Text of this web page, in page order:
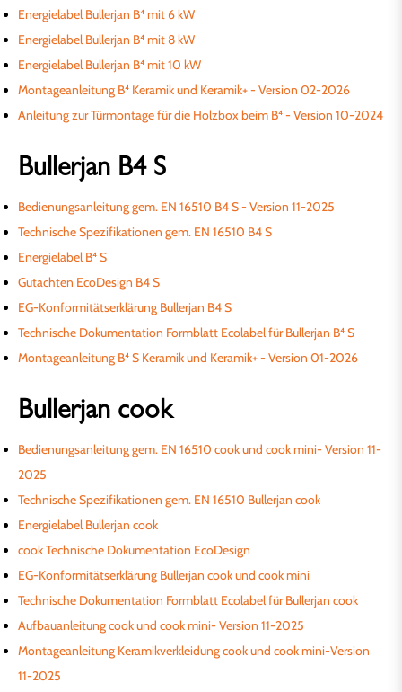
Energielabel Bullerjan B⁴ mit 6 kW
Energielabel Bullerjan B⁴ mit 8 kW
Energielabel Bullerjan B⁴ mit 10 kW
Montageanleitung B⁴ Keramik und Keramik+ - Version 02-2026
Anleitung zur Türmontage für die Holzbox beim B⁴ - Version 10-2024
Bullerjan B4 S
Bedienungsanleitung gem. EN 16510 B4 S - Version 11-2025
Technische Spezifikationen gem. EN 16510 B4 S
Energielabel B⁴ S
Gutachten EcoDesign B4 S
EG-Konformitätserklärung Bullerjan B4 S
Technische Dokumentation Formblatt Ecolabel für Bullerjan B⁴ S
Montageanleitung B⁴ S Keramik und Keramik+ - Version 01-2026
Bullerjan cook
Bedienungsanleitung gem. EN 16510 cook und cook mini- Version 11-
2025
Technische Spezifikationen gem. EN 16510 Bullerjan cook
Energielabel Bullerjan cook
cook Technische Dokumentation EcoDesign
EG-Konformitätserklärung Bullerjan cook und cook mini
Technische Dokumentation Formblatt Ecolabel für Bullerjan cook
Aufbauanleitung cook und cook mini- Version 11-2025
Montageanleitung Keramikverkleidung cook und cook mini-Version
11-2025